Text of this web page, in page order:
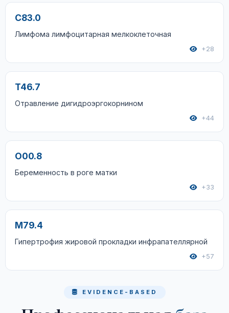
C83.0
Лимфома лимфоцитарная мелкоклеточная
+28
T46.7
Отравление дигидроэргокорнином
+44
O00.8
Беременность в роге матки
+33
M79.4
Гипертрофия жировой прокладки инфрапателлярной
+57
EVIDENCE-BASED